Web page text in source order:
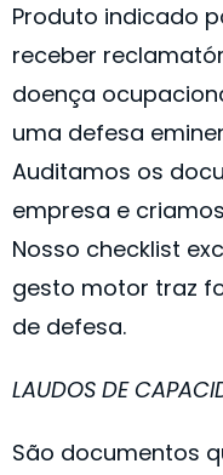
Produto indicado
receber
doença
uma defesa
Auditamos os
empresa e
Nosso checklist
gesto motor traz
de defesa. ​
LAUDOS DE
São documentos